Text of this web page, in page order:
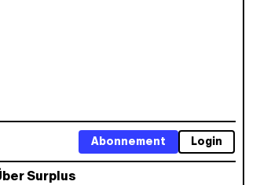
Login
Abonnement
Surplus